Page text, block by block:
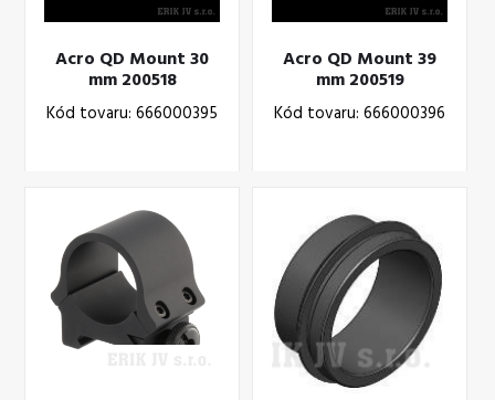
Acro QD Mount 30
mm 200518
Kód tovaru: 666000395
Acro QD Mount 39
mm 200519
Kód tovaru: 666000396